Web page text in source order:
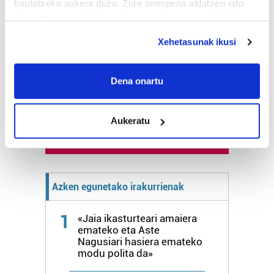
hautatzeko aukera duzu. Zure onespena aldatzen edo
If you allow, we would also like to:
Collect information about your geographical
Identify your device by actively scanning it for
specific characteristics (fingerprinting)
Find out more about how your personal data is processed
Guk eta gure bazkideek zure datu pertsonalak
prozesatzen ditugu, zure IP zenbakia, besteak beste,
teknologia erabiliz, cookieak adibidez, iragarki eta eduki
pertsonalizatuak eskaintzeko, iragarkiak eta edukia
neurtzeko, jendeari buruzko informazioa biltzeko eta
Xehetasunak ikusi
Dena onartu
Aukeratu
Astekaria
Naturak bere
lekua hartu du
urtegian
2.500 zkia.
HARTU HITZA
Azken egunetako irakurrienak
1
«Jaia ikasturteari amaiera
emateko eta Aste
Nagusiari hasiera emateko
modu polita da»